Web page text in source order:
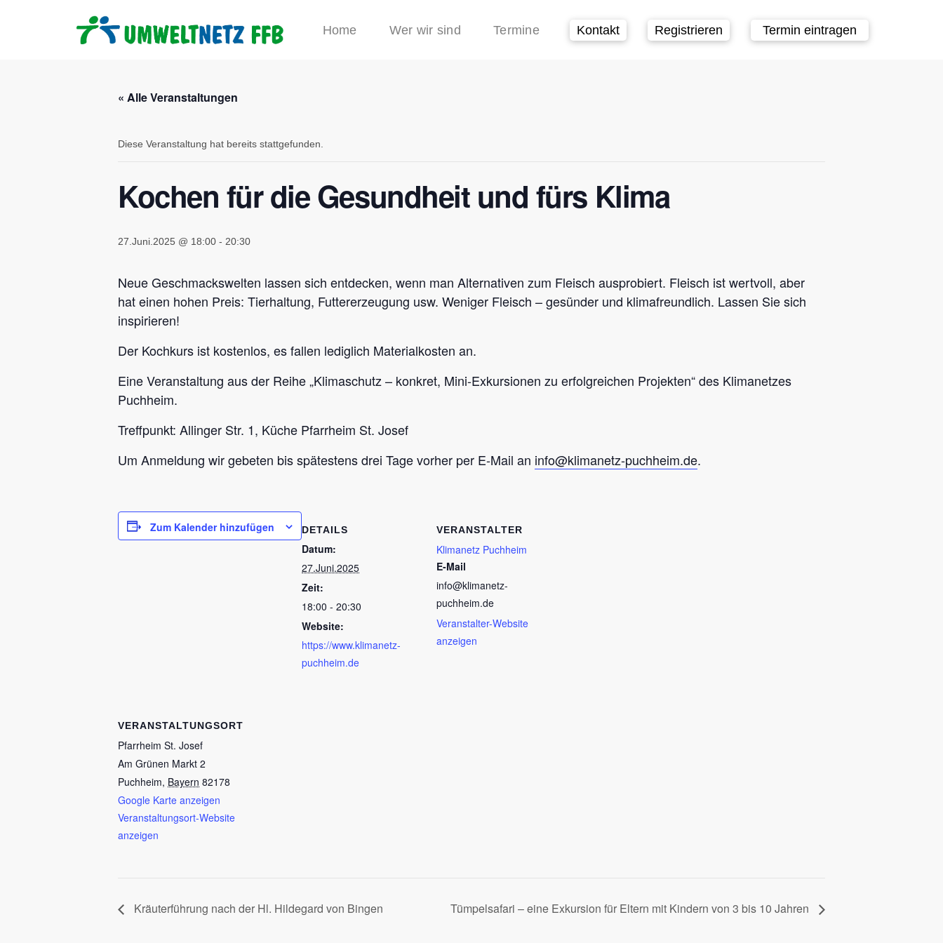
Home Wer wir sind Termine Kontakt Registrieren Termin eintragen
« Alle Veranstaltungen
Diese Veranstaltung hat bereits stattgefunden.
Kochen für die Gesundheit und fürs Klima
27.Juni.2025 @ 18:00 - 20:30
Neue Geschmackswelten lassen sich entdecken, wenn man Alternativen zum Fleisch ausprobiert. Fleisch ist wertvoll, aber
hat einen hohen Preis: Tierhaltung, Futtererzeugung usw. Weniger Fleisch – gesünder und klimafreundlich. Lassen Sie sich
inspirieren!
Der Kochkurs ist kostenlos, es fallen lediglich Materialkosten an.
Eine Veranstaltung aus der Reihe „Klimaschutz – konkret, Mini-Exkursionen zu erfolgreichen Projekten“ des Klimanetzes
Puchheim.
Treffpunkt: Allinger Str. 1, Küche Pfarrheim St. Josef
Um Anmeldung wir gebeten bis spätestens drei Tage vorher per E-Mail an info@klimanetz-puchheim.de.
Zum Kalender hinzufügen DETAILS
Datum:
27.Juni.2025
Zeit:
18:00 - 20:30
Website:
https://www.klimanetz-
puchheim.de
VERANSTALTER
Klimanetz Puchheim
E-Mail
info@klimanetz-
puchheim.de
Veranstalter-Website
anzeigen
VERANSTALTUNGSORT
Pfarrheim St. Josef
Am Grünen Markt 2
Puchheim, Bayern 82178
Google Karte anzeigen
Veranstaltungsort-Website
anzeigen
Kräuterführung nach der Hl. Hildegard von Bingen Tümpelsafari – eine Exkursion für Eltern mit Kindern von 3 bis 10 Jahren